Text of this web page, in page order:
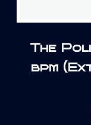
The
bpm